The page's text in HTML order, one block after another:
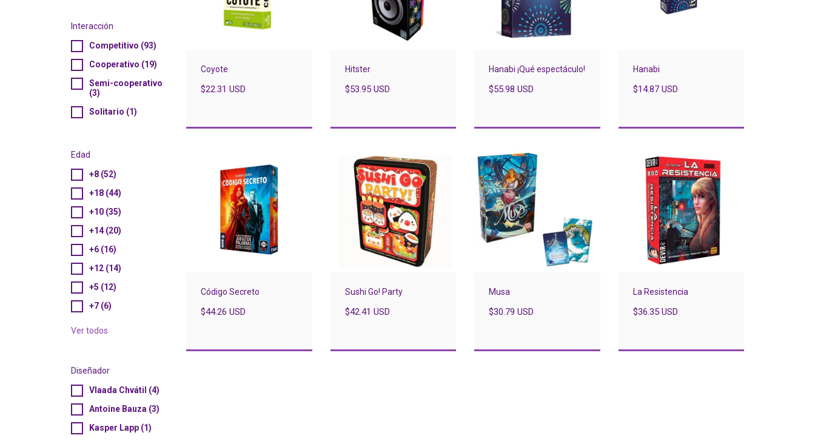
Interacción
Competitivo (93)
Cooperativo (19)
Semi-cooperativo
(3)
Solitario (1)
Edad
+8 (52)
+18 (44)
+10 (35)
+14 (20)
+6 (16)
+12 (14)
+5 (12)
+7 (6)
Ver todos
Diseñador
Vlaada Chvátil (4)
Antoine Bauza (3)
Kasper Lapp (1)
Coyote
$22.31 USD
Hitster
$53.95 USD
Hanabi ¡Qué espectáculo!
$55.98 USD
Hanabi
$14.87 USD
Código Secreto
$44.26 USD
Sushi Go! Party
$42.41 USD
Musa
$30.79 USD
La Resistencia
$36.35 USD